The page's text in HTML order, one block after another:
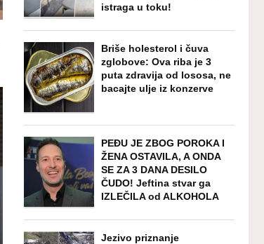
istraga u toku!
Briše holesterol i čuva
zglobove: Ova riba je 3
puta zdravija od lososa, ne
bacajte ulje iz konzerve
PEĐU JE ZBOG POROKA I
ŽENA OSTAVILA, A ONDA
SE ZA 3 DANA DESILO
ČUDO! Jeftina stvar ga
IZLEČILA od ALKOHOLA
Jezivo priznanje